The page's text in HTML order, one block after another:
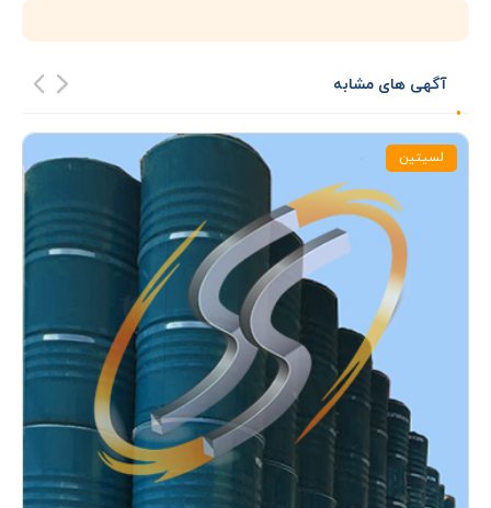
آگهی های مشابه
لسیتین